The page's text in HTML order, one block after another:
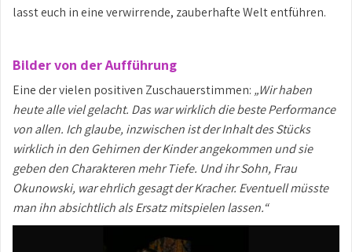
lasst euch in eine verwirrende, zauberhafte Welt entführen.
Bilder von der Aufführung
Eine der vielen positiven Zuschauerstimmen: „Wir haben
heute alle viel gelacht. Das war wirklich die beste Performance
von allen. Ich glaube, inzwischen ist der Inhalt des Stücks
wirklich in den Gehirnen der Kinder angekommen und sie
geben den Charakteren mehr Tiefe. Und ihr Sohn, Frau
Okunowski, war ehrlich gesagt der Kracher. Eventuell müsste
man ihn absichtlich als Ersatz mitspielen lassen.“